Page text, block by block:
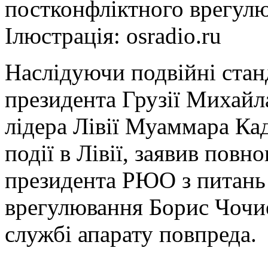
постконфліктного
Ілюстрація: osradio.ru
Наслідуючи подвійні
президента Грузії
лідера Лівії Муаммара
події в Лівії, заявив
президента РЮО з питань
врегулювання Борис
службі апарату повпреда.